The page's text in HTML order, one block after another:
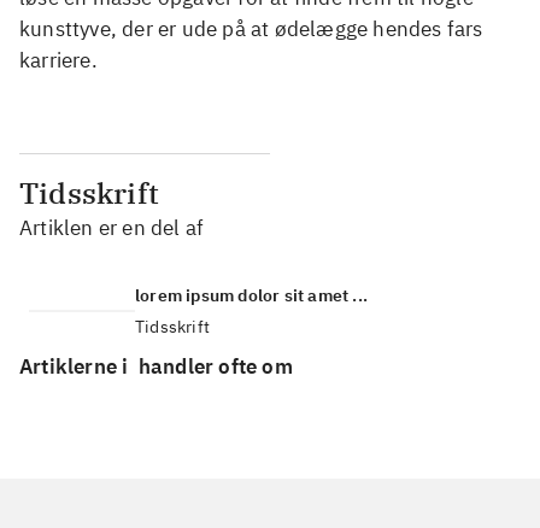
kunsttyve, der er ude på at ødelægge hendes fars
karriere.
Tidsskrift
Artiklen er en del af
lorem ipsum dolor sit amet ...
Tidsskrift
Artiklerne i handler ofte om